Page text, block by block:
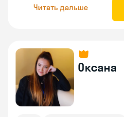
Читать дальше
Оксана